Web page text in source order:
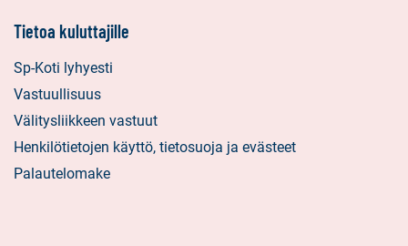
Tietoa kuluttajille
Sp-Koti lyhyesti
Vastuullisuus
Välitysliikkeen vastuut
Henkilötietojen käyttö, tietosuoja ja evästeet
Palautelomake